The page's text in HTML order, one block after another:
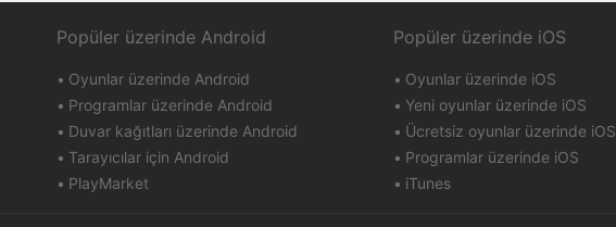
Popüler üzerinde Android
Oyunlar üzerinde Android
Programlar üzerinde Android
Duvar kağıtları üzerinde Android
Tarayıcılar için Android
PlayMarket
Popüler üzerinde iOS
Oyunlar üzerinde iOS
Yeni oyunlar üzerinde iOS
Ücretsiz oyunlar üzerinde iOS
Programlar üzerinde iOS
iTunes